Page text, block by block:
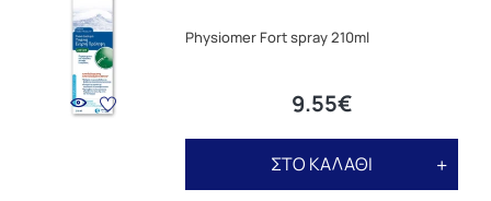
Physiomer Fort spray 210ml
9.55€
ΣΤΟ ΚΑΛΑΘΙ